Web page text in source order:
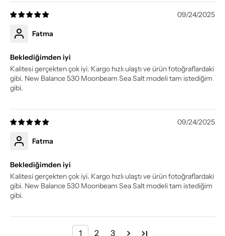
09/24/2025
Fatma
Beklediğimden iyi
Kalitesi gerçekten çok iyi. Kargo hızlı ulaştı ve ürün fotoğraflardaki
gibi. New Balance 530 Moonbeam Sea Salt modeli tam istediğim
gibi.
09/24/2025
Fatma
Beklediğimden iyi
Kalitesi gerçekten çok iyi. Kargo hızlı ulaştı ve ürün fotoğraflardaki
gibi. New Balance 530 Moonbeam Sea Salt modeli tam istediğim
gibi.
1 2 3